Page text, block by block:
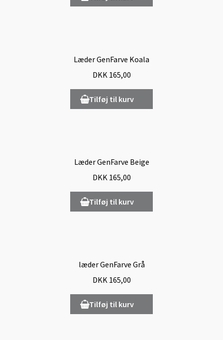
Læder GenFarve Koala
DKK 165,00
Tilføj til kurv
Læder GenFarve Beige
DKK 165,00
Tilføj til kurv
læder GenFarve Grå
DKK 165,00
Tilføj til kurv